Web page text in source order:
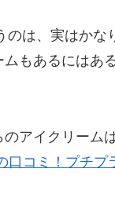
のは、実はかな
もあるにはあ
アイクリーム
口コミ！プチ